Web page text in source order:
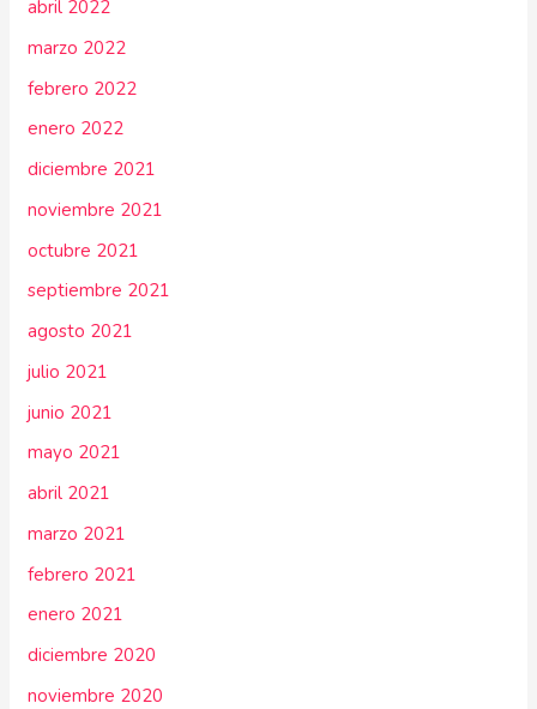
abril 2022
marzo 2022
febrero 2022
enero 2022
diciembre 2021
noviembre 2021
octubre 2021
septiembre 2021
agosto 2021
julio 2021
junio 2021
mayo 2021
abril 2021
marzo 2021
febrero 2021
enero 2021
diciembre 2020
noviembre 2020